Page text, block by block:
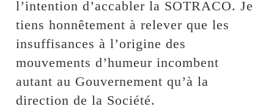
l’intention d’accabler la SOTRACO. Je
tiens honnêtement à relever que les
insuffisances à l’origine des
mouvements d’humeur incombent
autant au Gouvernement qu’à la
direction de la Société.